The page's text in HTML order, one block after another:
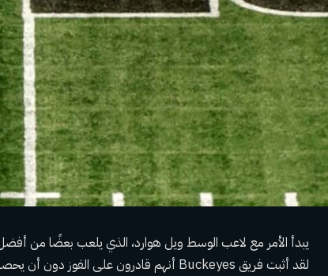
يبدأ الأمر مع لاعب الوسط ويل هوارد، الذي يلعب بعضًا من